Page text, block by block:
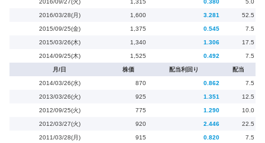
2016/09/27(火) 1,315 0.380 5.0
2016/03/28(月) 1,600 3.281 52.5
2015/09/25(金) 1,375 0.545 7.5
2015/03/26(木) 1,340 1.306 17.5
2014/09/25(木) 1,525 0.492 7.5
月/日 株価 配当利回り 配当
2014/03/26(水) 870 0.862 7.5
2013/03/26(火) 925 1.351 12.5
2012/09/25(火) 775 1.290 10.0
2012/03/27(火) 920 2.446 22.5
2011/03/28(月) 915 0.820 7.5